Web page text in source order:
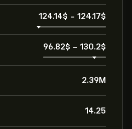
124.14‎$‎ - 124.17‎$‎
96.82‎$‎ - 130.2‎$‎
2.39M
14.25